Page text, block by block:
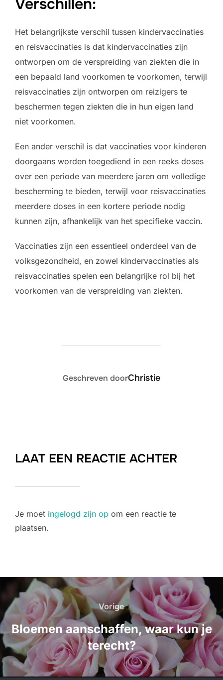
Verschillen:
Het belangrijkste verschil tussen kindervaccinaties
en reisvaccinaties is dat kindervaccinaties zijn
ontworpen om de verspreiding van ziekten die in
een bepaald land voorkomen te voorkomen, terwijl
reisvaccinaties zijn ontworpen om reizigers te
beschermen tegen ziekten die in hun eigen land
niet voorkomen.
Een ander verschil is dat vaccinaties voor kinderen
doorgaans worden toegediend in een reeks doses
over een periode van meerdere jaren om volledige
bescherming te bieden, terwijl voor reisvaccinaties
meerdere doses in een kortere periode nodig
kunnen zijn, afhankelijk van het specifieke vaccin.
Vaccinaties zijn een essentieel onderdeel van de
volksgezondheid, en zowel kindervaccinaties als
reisvaccinaties spelen een belangrijke rol bij het
voorkomen van de verspreiding van ziekten.
BERICHTAUTEUR
Geschreven doorChristie
LAAT EEN REACTIE ACHTER
Je moet ingelogd zijn op om een reactie te
plaatsen.
Bericht
navigatie
Vorige
Vorige
Bloemen aanschaffen, waar kun je
terecht?